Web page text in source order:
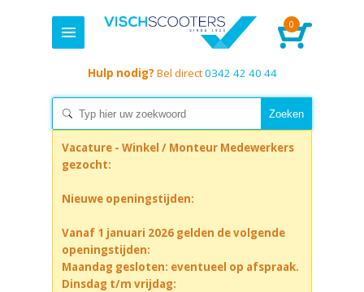
0
Hulp nodig? Bel direct0342 42 40 44
Vacature - Winkel / Monteur Medewerkers
gezocht:
Nieuwe openingstijden:
Vanaf 1 januari 2026 gelden de volgende
openingstijden:
Maandag gesloten: eventueel op afspraak.
Dinsdag t/m vrijdag: